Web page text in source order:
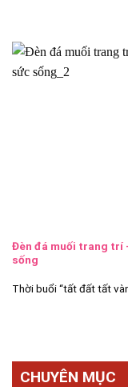
Đèn đá muối trang trí
sống
Thời buổi “tất đất tất
CHUYÊN MỤC